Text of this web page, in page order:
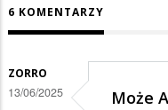
6 KOMENTARZY
ZORRO
13/06/2025 Może